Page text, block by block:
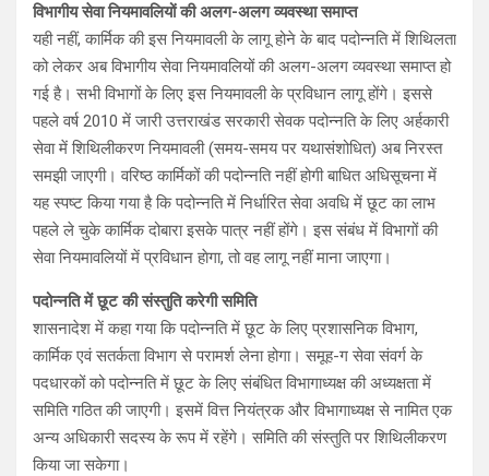
विभागीय सेवा नियमावलियों की अलग-अलग व्यवस्था समाप्त
यही नहीं, कार्मिक की इस नियमावली के लागू होने के बाद पदोन्नति में शिथिलता
को लेकर अब विभागीय सेवा नियमावलियों की अलग-अलग व्यवस्था समाप्त हो
गई है। सभी विभागों के लिए इस नियमावली के प्रविधान लागू होंगे। इससे
पहले वर्ष 2010 में जारी उत्तराखंड सरकारी सेवक पदोन्नति के लिए अर्हकारी
सेवा में शिथिलीकरण नियमावली (समय-समय पर यथासंशोधित) अब निरस्त
समझी जाएगी। वरिष्ठ कार्मिकों की पदोन्नति नहीं होगी बाधित अधिसूचना में
यह स्पष्ट किया गया है कि पदोन्नति में निर्धारित सेवा अवधि में छूट का लाभ
पहले ले चुके कार्मिक दोबारा इसके पात्र नहीं होंगे। इस संबंध में विभागों की
सेवा नियमावलियों में प्रविधान हाेगा, तो वह लागू नहीं माना जाएगा।
पदोन्नति में छूट की संस्तुति करेगी समिति
शासनादेश में कहा गया कि पदोन्नति में छूट के लिए प्रशासनिक विभाग,
कार्मिक एवं सतर्कता विभाग से परामर्श लेना होगा। समूह-ग सेवा संवर्ग के
पदधारकों को पदोन्नति में छूट के लिए संबंधित विभागाध्यक्ष की अध्यक्षता में
समिति गठित की जाएगी। इसमें वित्त नियंत्रक और विभागाध्यक्ष से नामित एक
अन्य अधिकारी सदस्य के रूप में रहेंगे। समिति की संस्तुति पर शिथिलीकरण
किया जा सकेगा।